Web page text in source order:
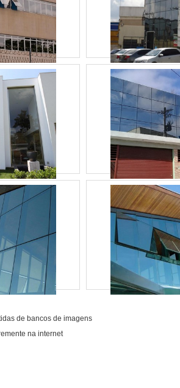
despontado no
tudo que faz onde
o sucesso dos
de ponta a ponta..
de bancos de imagens
na internet